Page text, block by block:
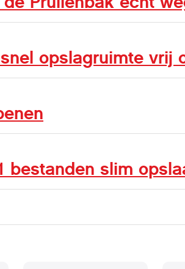
opslagruimte vrij
bestanden slim